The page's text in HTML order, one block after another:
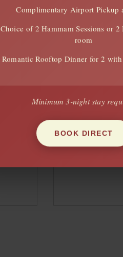
Complimentary Airport Pickup
Choice of 2 Hammam Sessions or 2
room
Romantic Rooftop Dinner for 2
Minimum 3-night stay
BOOK DIRECT